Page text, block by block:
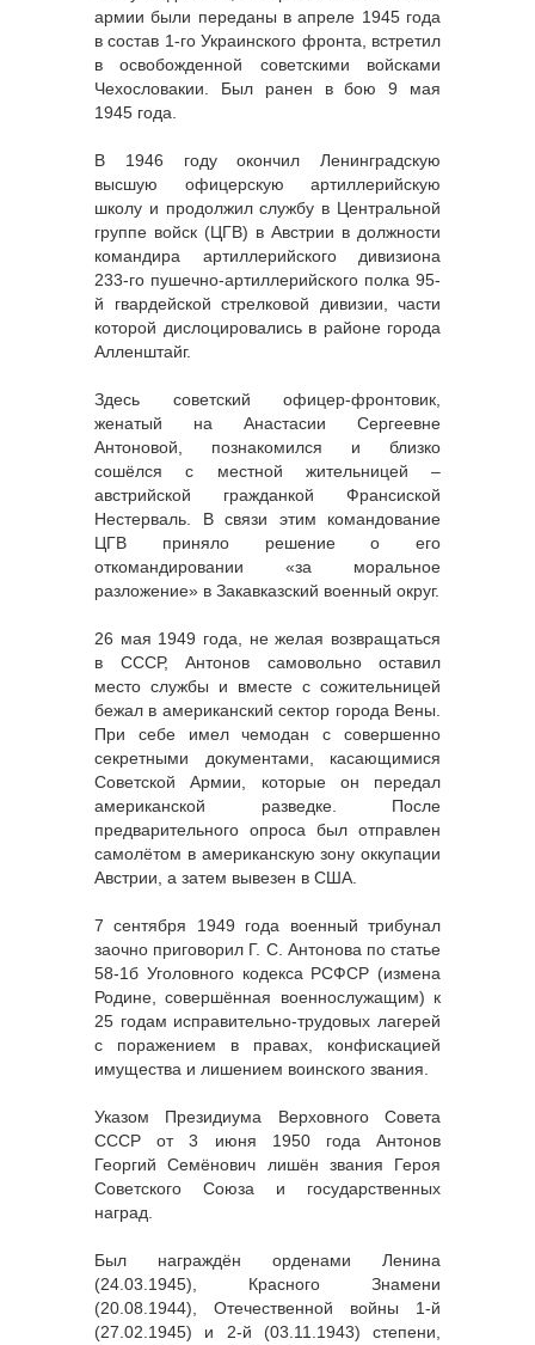
армии были переданы в апреле 1945 года
в состав 1-го Украинского фронта, встретил
в освобожденной советскими войсками
Чехословакии. Был ранен в бою 9 мая
1945 года.
В 1946 году окончил Ленинградскую
высшую офицерскую артиллерийскую
школу и продолжил службу в Центральной
группе войск (ЦГВ) в Австрии в должности
командира артиллерийского дивизиона
233-го пушечно-артиллерийского полка 95-
й гвардейской стрелковой дивизии, части
которой дислоцировались в районе города
Алленштайг.
Здесь советский офицер-фронтовик,
женатый на Анастасии Сергеевне
Антоновой, познакомился и близко
сошёлся с местной жительницей –
австрийской гражданкой Франсиской
Нестерваль. В связи этим командование
ЦГВ приняло решение о его
откомандировании «за моральное
разложение» в Закавказский военный округ.
26 мая 1949 года, не желая возвращаться
в СССР, Антонов самовольно оставил
место службы и вместе с сожительницей
бежал в американский сектор города Вены.
При себе имел чемодан с совершенно
секретными документами, касающимися
Советской Армии, которые он передал
американской разведке. После
предварительного опроса был отправлен
самолётом в американскую зону оккупации
Австрии, а затем вывезен в США.
7 сентября 1949 года военный трибунал
заочно приговорил Г. С. Антонова по статье
58-1б Уголовного кодекса РСФСР (измена
Родине, совершённая военнослужащим) к
25 годам исправительно-трудовых лагерей
с поражением в правах, конфискацией
имущества и лишением воинского звания.
Указом Президиума Верховного Совета
СССР от 3 июня 1950 года Антонов
Георгий Семёнович лишён звания Героя
Советского Союза и государственных
наград.
Был награждён орденами Ленина
(24.03.1945), Красного Знамени
(20.08.1944), Отечественной войны 1-й
(27.02.1945) и 2-й (03.11.1943) степени,